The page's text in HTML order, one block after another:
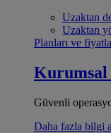
Uzaktan
Uzaktan
Planları ve
Kurumsal
Güvenli
Daha fazla bilgi